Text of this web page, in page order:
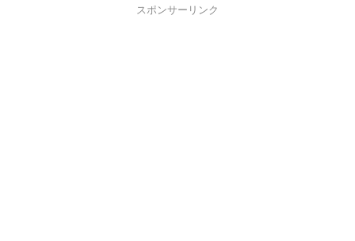
スポンサーリンク